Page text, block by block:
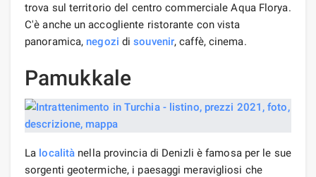
trova sul territorio del centro commerciale Aqua Florya.
C'è anche un accogliente ristorante con vista
panoramica, negozi disouvenir, caffè, cinema.
Pamukkale
La località nella provincia di Denizli è famosa per le sue
sorgenti geotermiche, i paesaggi meravigliosi che